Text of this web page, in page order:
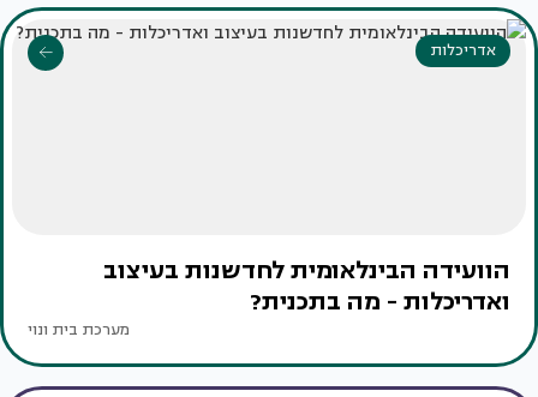
אדריכלות
הוועידה הבינלאומית לחדשנות בעיצוב
ואדריכלות - מה בתכנית?
מערכת בית ונוי